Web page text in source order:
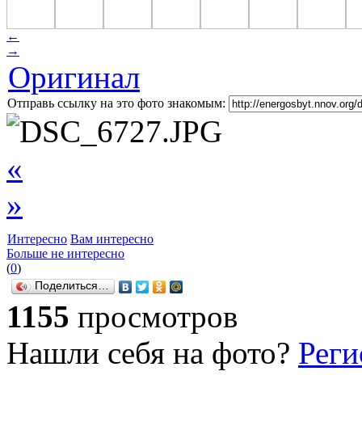
←
→
Оригинал
Отправь ссылку на это фото знакомым:
«
»
Интересно Вам интересно
Больше не интересно
(0)
Поделиться…
1155 просмотров
Нашли себя на фото?